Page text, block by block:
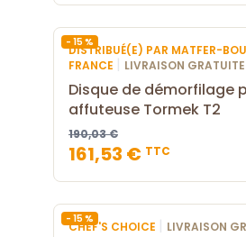
- 15 %
DISTRIBUÉ(E) PAR MATFER-
FRANCE | LIVRAISON GRATUITE
Disque de démorfilage
affuteuse Tormek T2
190,03 €
161,53 € TTC
- 15 %
CHEF'S CHOICE | LIVRAISON